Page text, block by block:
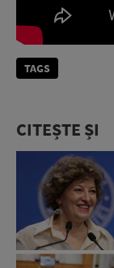
TAGS
CITEȘTE ȘI